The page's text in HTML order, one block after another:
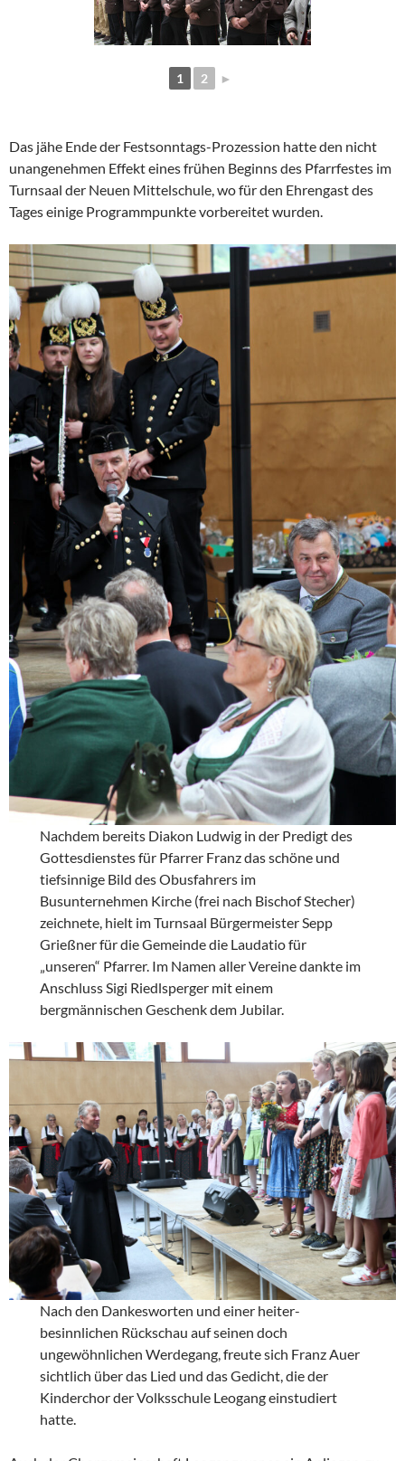
1 2 ►
Das jähe Ende der Festsonntags-Prozession hatte den nicht
unangenehmen Effekt eines frühen Beginns des Pfarrfestes im
Turnsaal der Neuen Mittelschule, wo für den Ehrengast des
Tages einige Programmpunkte vorbereitet wurden.
Nachdem bereits Diakon Ludwig in der Predigt des
Gottesdienstes für Pfarrer Franz das schöne und
tiefsinnige Bild des Obusfahrers im
Busunternehmen Kirche (frei nach Bischof Stecher)
zeichnete, hielt im Turnsaal Bürgermeister Sepp
Grießner für die Gemeinde die Laudatio für
„unseren“ Pfarrer. Im Namen aller Vereine dankte im
Anschluss Sigi Riedlsperger mit einem
bergmännischen Geschenk dem Jubilar.
Nach den Dankesworten und einer heiter-
besinnlichen Rückschau auf seinen doch
ungewöhnlichen Werdegang, freute sich Franz Auer
sichtlich über das Lied und das Gedicht, die der
Kinderchor der Volksschule Leogang einstudiert
hatte.